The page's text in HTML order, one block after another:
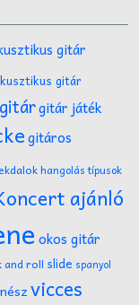
gitár
gitár
gitárgitár játék
gitáros
hangolás típusok
ajánló
okos gitár
and roll slide spanyol
vicces